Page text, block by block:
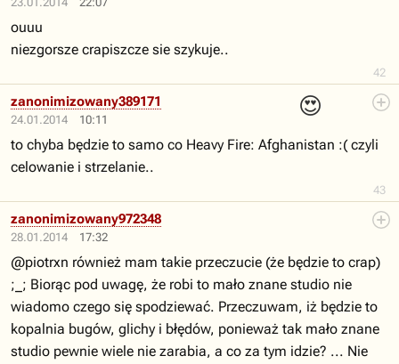
42
ouuu
niezgorsze crapiszcze sie szykuje..
24.01.2014 10:11
😍
43
zanonimizowany389171
to chyba będzie to samo co Heavy Fire: Afghanistan :( czyli
celowanie i strzelanie..
28.01.2014 17:32
zanonimizowany972348
@piotrxn również mam takie przeczucie (że będzie to crap)
;_; Biorąc pod uwagę, że robi to mało znane studio nie
wiadomo czego się spodziewać. Przeczuwam, iż będzie to
kopalnia bugów, glichy i błędów, ponieważ tak mało znane
studio pewnie wiele nie zarabia, a co za tym idzie? ... Nie